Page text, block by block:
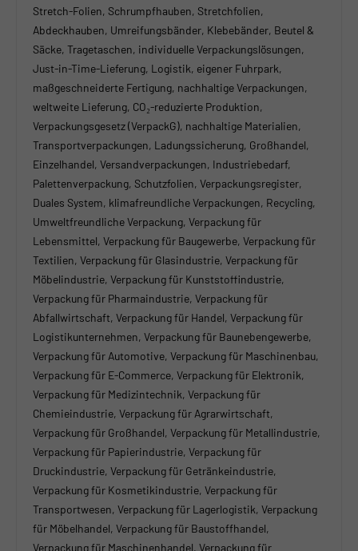
Stretch-Folien, Schrumpfhauben, Stretchfolien,
Abdeckhauben, Umreifungsbänder, Klebebänder, Beutel &
Säcke, Tragetaschen, individuelle Verpackungslösungen,
Just-in-Time-Lieferung, Logistik, eigener Fuhrpark,
maßgeschneiderte Fertigung, nachhaltige Verpackungen,
weltweite Lieferung, CO₂-reduzierte Produktion,
Verpackungsgesetz (VerpackG), nachhaltige Materialien,
Transportverpackungen, Ladungssicherung, Großhandel,
Einzelhandel, Versandverpackungen, Industriebedarf,
Palettenverpackung, Schutzfolien, Verpackungsregister,
Duales System, klimafreundliche Verpackungen, Recycling,
Umweltfreundliche Verpackung, Verpackung für
Lebensmittel, Verpackung für Baugewerbe, Verpackung für
Textilien, Verpackung für Glasindustrie, Verpackung für
Möbelindustrie, Verpackung für Kunststoffindustrie,
Verpackung für Pharmaindustrie, Verpackung für
Abfallwirtschaft, Verpackung für Handel, Verpackung für
Logistikunternehmen, Verpackung für Baunebengewerbe,
Verpackung für Automotive, Verpackung für Maschinenbau,
Verpackung für E-Commerce, Verpackung für Elektronik,
Verpackung für Medizintechnik, Verpackung für
Chemieindustrie, Verpackung für Agrarwirtschaft,
Verpackung für Großhandel, Verpackung für Metallindustrie,
Verpackung für Papierindustrie, Verpackung für
Druckindustrie, Verpackung für Getränkeindustrie,
Verpackung für Kosmetikindustrie, Verpackung für
Transportwesen, Verpackung für Lagerlogistik, Verpackung
für Möbelhandel, Verpackung für Baustoffhandel,
Verpackung für Maschinenhandel, Verpackung für